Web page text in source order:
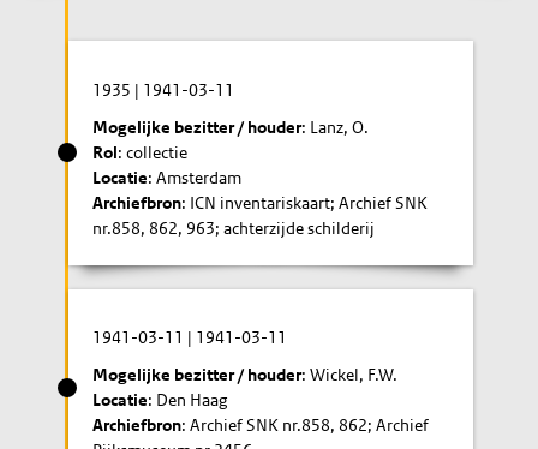
1935 | 1941-03-11
Mogelijke bezitter / houder: Lanz, O.
Rol: collectie
Locatie: Amsterdam
Archiefbron: ICN inventariskaart; Archief SNK
nr.858, 862, 963; achterzijde schilderij
1941-03-11 | 1941-03-11
Mogelijke bezitter / houder: Wickel, F.W.
Locatie: Den Haag
Archiefbron: Archief SNK nr.858, 862; Archief